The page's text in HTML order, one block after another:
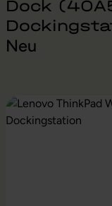
Dock
Neu
Bildergalerie